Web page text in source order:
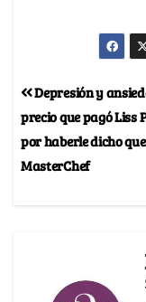
Depresión y
precio que pagó Liss
por haberle dicho
MasterChef